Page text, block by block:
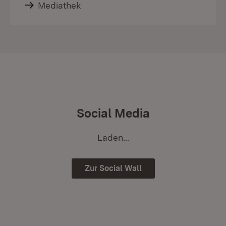
Mediathek
Social Media
Laden...
Zur Social Wall